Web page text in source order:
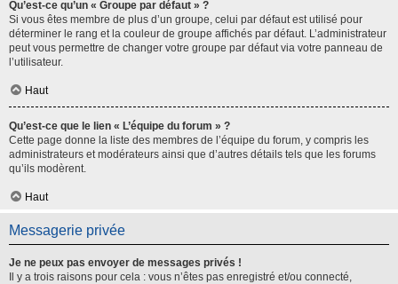
Qu’est-ce qu’un « Groupe par défaut » ?
Si vous êtes membre de plus d’un groupe, celui par défaut est utilisé pour
déterminer le rang et la couleur de groupe affichés par défaut. L’administrateur
peut vous permettre de changer votre groupe par défaut via votre panneau de
l’utilisateur.
Haut
Qu’est-ce que le lien « L’équipe du forum » ?
Cette page donne la liste des membres de l’équipe du forum, y compris les
administrateurs et modérateurs ainsi que d’autres détails tels que les forums
qu’ils modèrent.
Haut
Messagerie privée
Je ne peux pas envoyer de messages privés !
Il y a trois raisons pour cela : vous n’êtes pas enregistré et/ou connecté,